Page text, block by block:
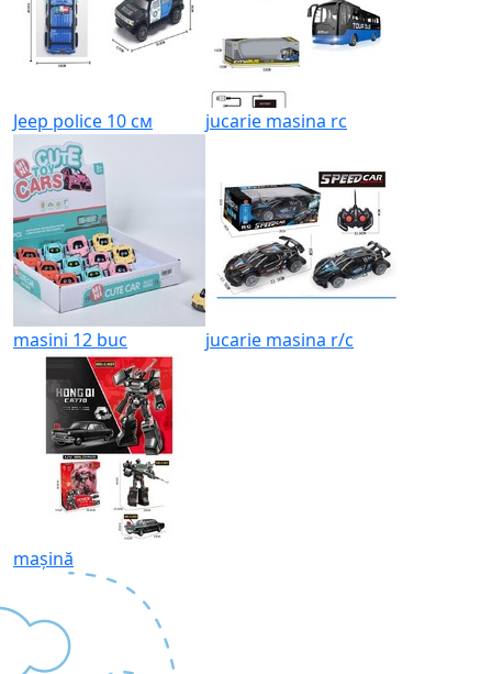
Jeep police 10 см jucarie masina rc
masini 12 buc jucarie masina r/c
mașină